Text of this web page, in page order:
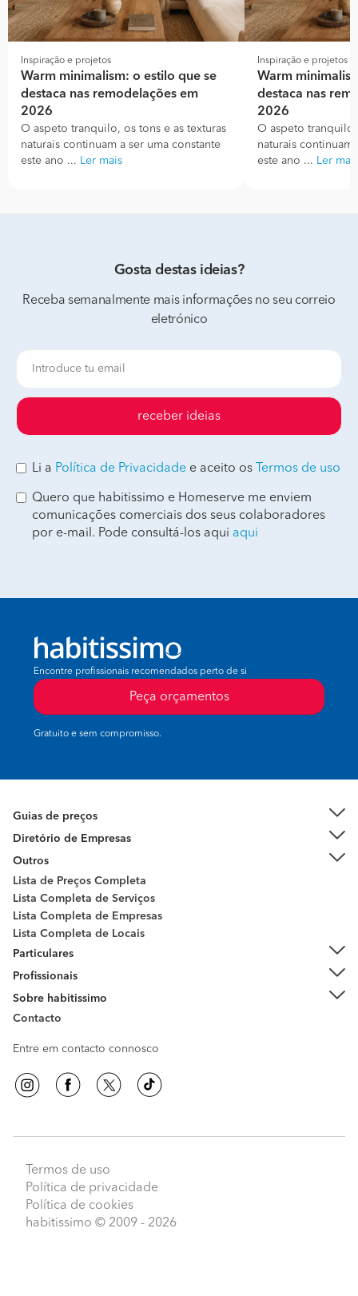
Inspiração e projetos
Warm minimalism: o estilo que se
destaca nas remodelações em
2026
O aspeto tranquilo, os tons e as texturas
naturais continuam a ser uma constante
este ano ... Ler mais
Inspiração e projetos
Warm
destaca nas
2026
O aspeto
naturais continuam
este ano ... Ler mais
Gosta destas ideias?
Receba semanalmente mais informações no seu correio
eletrónico
receber ideias
Li a Política de Privacidade e aceito os Termos de uso
Quero que habitissimo e Homeserve me enviem
comunicações comerciais dos seus colaboradores
por e-mail. Pode consultá-los aqui aqui
Encontre profissionais recomendados perto de si
Peça orçamentos
Gratuito e sem compromisso.
Guias de preços
Diretório de Empresas
Outros
Lista de Preços Completa
Lista Completa de Serviços
Lista Completa de Empresas
Lista Completa de Locais
Particulares
Profissionais
Sobre habitissimo
Contacto
Entre em contacto connosco
Termos de uso
Política de privacidade
Política de cookies
habitissimo © 2009 - 2026